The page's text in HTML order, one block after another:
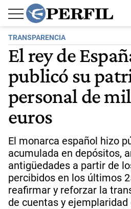
TRANSPARENCIA
El rey de
publicó su
personal de
euros
El monarca español hizo
acumulada en depósitos,
antigüedades a partir de
percibidos en los últimos
reafirmar y reforzar la
de cuentas y